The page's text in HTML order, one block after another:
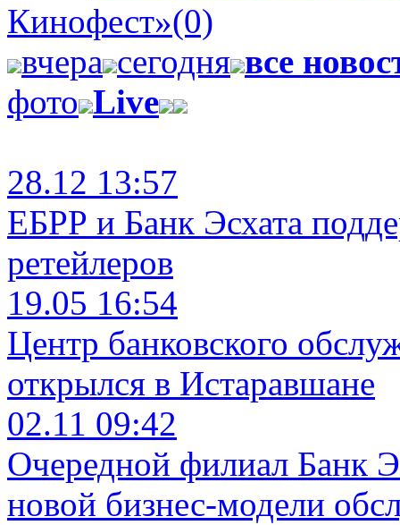
Кинофест»(0)
вчера сегодня все
фото Live
28.12 13:57
ЕБРР и Банк Эсхата
ретейлеров
19.05 16:54
Центр банковского
открылся в Истаравшане
02.11 09:42
Очередной филиал Банк
новой бизнес-модели